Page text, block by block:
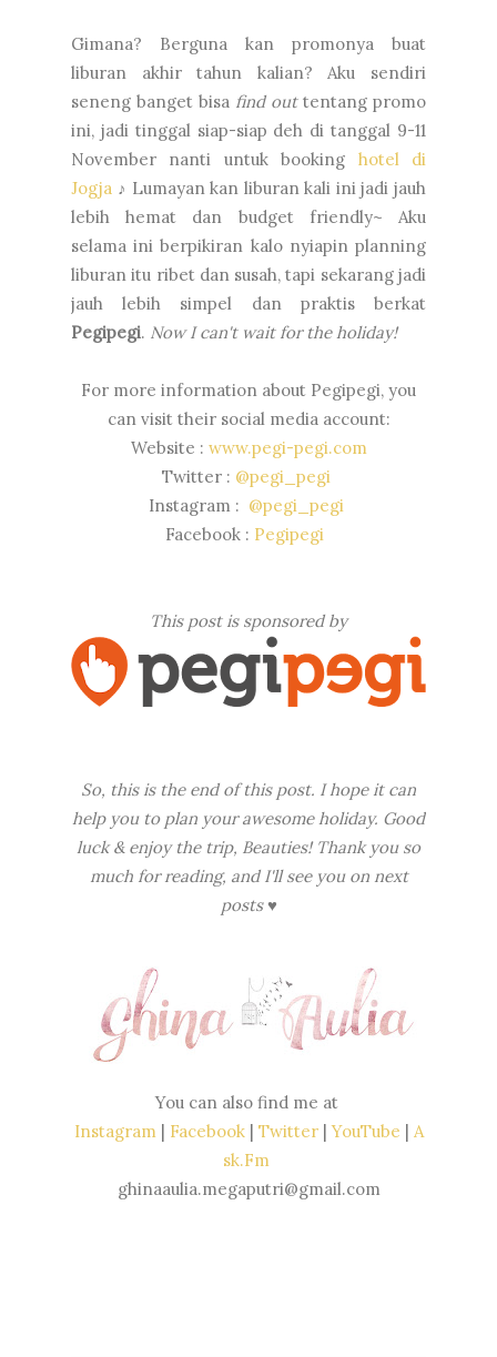
Gimana? Berguna kan promonya buat
liburan akhir tahun kalian? Aku sendiri
seneng banget bisa find outtentang promo
ini, jadi tinggal siap-siap deh di tanggal 9-11
November nanti untuk booking hotel di
Jogja ♪ Lumayan kan liburan kali ini jadi jauh
lebih hemat dan budget friendly~ Aku
selama ini berpikiran kalo nyiapin planning
liburan itu ribet dan susah, tapi sekarang jadi
jauh lebih simpel dan praktis berkat
Pegipegi. Now I can't wait for the holiday!
For more information about Pegipegi, you
can visit their social media account:
Website : www.pegi-pegi.com
Twitter : @pegi_pegi
Instagram : @pegi_pegi
Facebook : Pegipegi
This post is sponsored by
So, this is the end of this post. I hope it can
help you to plan your awesome holiday. Good
luck & enjoy the trip, Beauties! Thank you so
much for reading, and I'll see you on next
posts♥
You can also find me at
Instagram| Facebook| Twitter|YouTube | A
sk.Fm
ghinaaulia.megaputri@gmail.com